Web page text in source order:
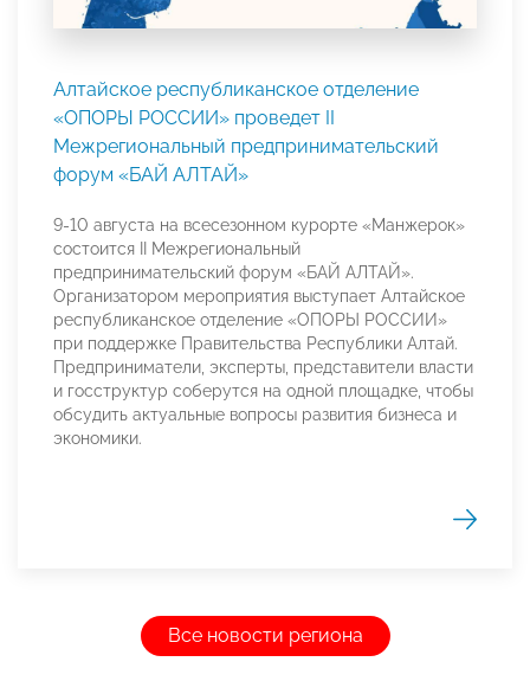
Алтайское республиканское отделение
«ОПОРЫ РОССИИ» проведет II
Межрегиональный предпринимательский
форум «БАЙ АЛТАЙ»
9-10 августа на всесезонном курорте «Манжерок»
состоится II Межрегиональный
предпринимательский форум «БАЙ АЛТАЙ».
Организатором мероприятия выступает Алтайское
республиканское отделение «ОПОРЫ РОССИИ»
при поддержке Правительства Республики Алтай.
Предприниматели, эксперты, представители власти
и госструктур соберутся на одной площадке, чтобы
обсудить актуальные вопросы развития бизнеса и
экономики.
Все новости региона